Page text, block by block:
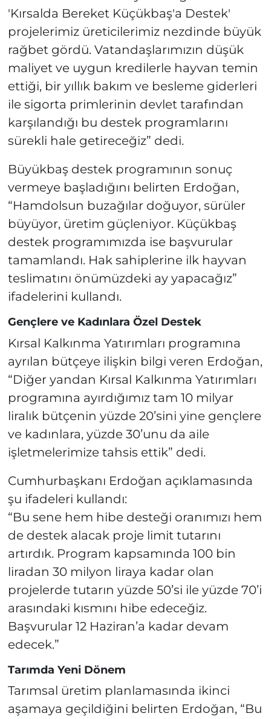
'Kırsalda Bereket Küçükbaş'a Destek'
projelerimiz üreticilerimiz nezdinde büyük
rağbet gördü. Vatandaşlarımızın düşük
maliyet ve uygun kredilerle hayvan temin
ettiği, bir yıllık bakım ve besleme giderleri
ile sigorta primlerinin devlet tarafından
karşılandığı bu destek programlarını
sürekli hale getireceğiz” dedi.
Büyükbaş destek programının sonuç
vermeye başladığını belirten Erdoğan,
“Hamdolsun buzağılar doğuyor, sürüler
büyüyor, üretim güçleniyor. Küçükbaş
destek programımızda ise başvurular
tamamlandı. Hak sahiplerine ilk hayvan
teslimatını önümüzdeki ay yapacağız”
ifadelerini kullandı.
Gençlere ve Kadınlara Özel Destek
Kırsal Kalkınma Yatırımları programına
ayrılan bütçeye ilişkin bilgi veren Erdoğan,
“Diğer yandan Kırsal Kalkınma Yatırımları
programına ayırdığımız tam 10 milyar
liralık bütçenin yüzde 20’sini yine gençlere
ve kadınlara, yüzde 30’unu da aile
işletmelerimize tahsis ettik” dedi.
Cumhurbaşkanı Erdoğan açıklamasında
şu ifadeleri kullandı:
“Bu sene hem hibe desteği oranımızı hem
de destek alacak proje limit tutarını
artırdık. Program kapsamında 100 bin
liradan 30 milyon liraya kadar olan
projelerde tutarın yüzde 50’si ile yüzde 70’i
arasındaki kısmını hibe edeceğiz.
Başvurular 12 Haziran’a kadar devam
edecek.”
Tarımda Yeni Dönem
Tarımsal üretim planlamasında ikinci
aşamaya geçildiğini belirten Erdoğan, “Bu